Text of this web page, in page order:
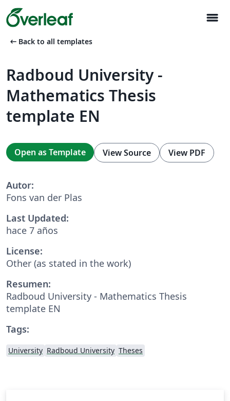
menu
arrow_left_alt Back to all templates
Radboud University -
Mathematics Thesis
template EN
Open as Template View Source View PDF
Autor:
Fons van der Plas
Last Updated:
hace 7 años
License:
Other (as stated in the work)
Resumen:
Radboud University - Mathematics Thesis
template EN
Tags:
University Radboud University Theses